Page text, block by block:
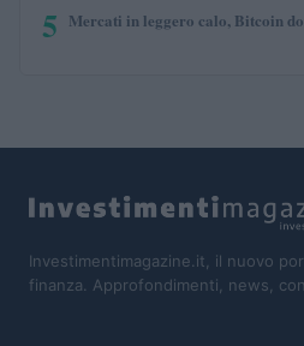
5 Mercati in leggero calo, Bitcoin
Investimentimagazine.it, il nuovo
finanza. Approfondimenti, news,